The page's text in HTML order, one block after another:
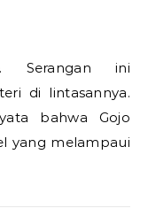
. Serangan ini
di lintasannya.
bahwa Gojo
yang melampaui